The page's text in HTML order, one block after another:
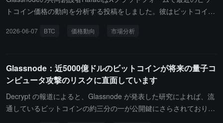
ーダーのポジションは現在の現物レベル付近に集中している。加え
ることから、これらのデータはリスク選好が依然として低迷してい
的な低水準に達しているが、通常市場の長期的な底に関連する需要
反応はまだ見られていない。
トコイン価格の動向を分析する投稿をしました。彼はビットコイン
下落していること、過去1ヶ月での下落幅は24%に達しており、価
Rafaelはさらに、市場の底は事前に確認できず、確率範囲と重要な
価格レベルを通じて潜在的な底打ち信号を定義することしかできな
いと述べています。ビットコインは中央値の保有者の損益分岐点を
初めて下回り（2022年12月以来初めて）、現在はより広範なサポ
2026-06-07 BTC 価格動向 市場分析
Glassnode：近5000億ドルのビットコインが将来の量子コ
ンピュータ攻撃のリスクに直面しています
Decrypt の報道によると、Glassnode が発表した研究によれば、流
通しているビットコインの約三分の一が公開鍵にさらされており、